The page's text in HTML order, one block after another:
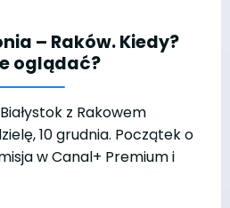
– Raków. Kiedy?
oglądać?
z Rakowem
10 grudnia. Początek o
w Canal+ Premium i